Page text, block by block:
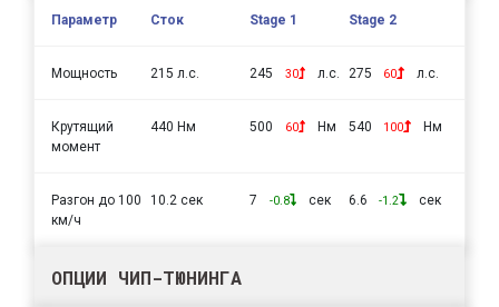
Параметр Сток Stage 1 Stage 2
Мощность 215 л.с. 245 30 л.с. 275 60 л.с.
Крутящий
момент
440 Нм 500 60 Нм 540 100 Нм
Разгон до 100
км/ч
10.2 сек 7 -0.8 сек 6.6 -1.2 сек
ОПЦИИ ЧИП-ТЮНИНГА